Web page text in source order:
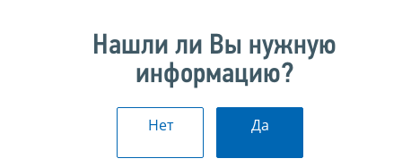
Нашли ли Вы нужную
информацию?
Нет Да